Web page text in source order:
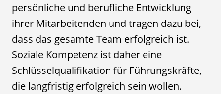
persönliche und berufliche Entwicklung
ihrer Mitarbeitenden und tragen dazu bei,
dass das gesamte Team erfolgreich ist.
Soziale Kompetenz ist daher eine
Schlüsselqualifikation für Führungskräfte,
die langfristig erfolgreich sein wollen.